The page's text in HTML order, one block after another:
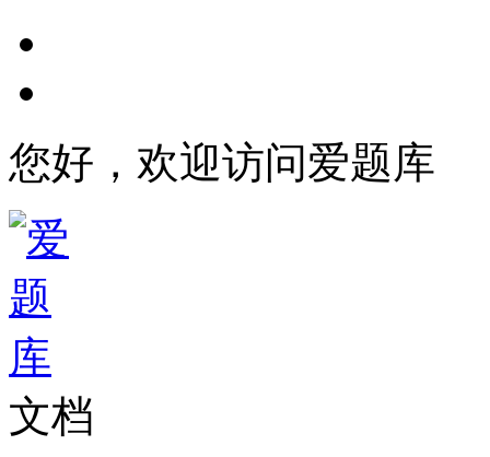
您好，欢迎访问爱题库
文档